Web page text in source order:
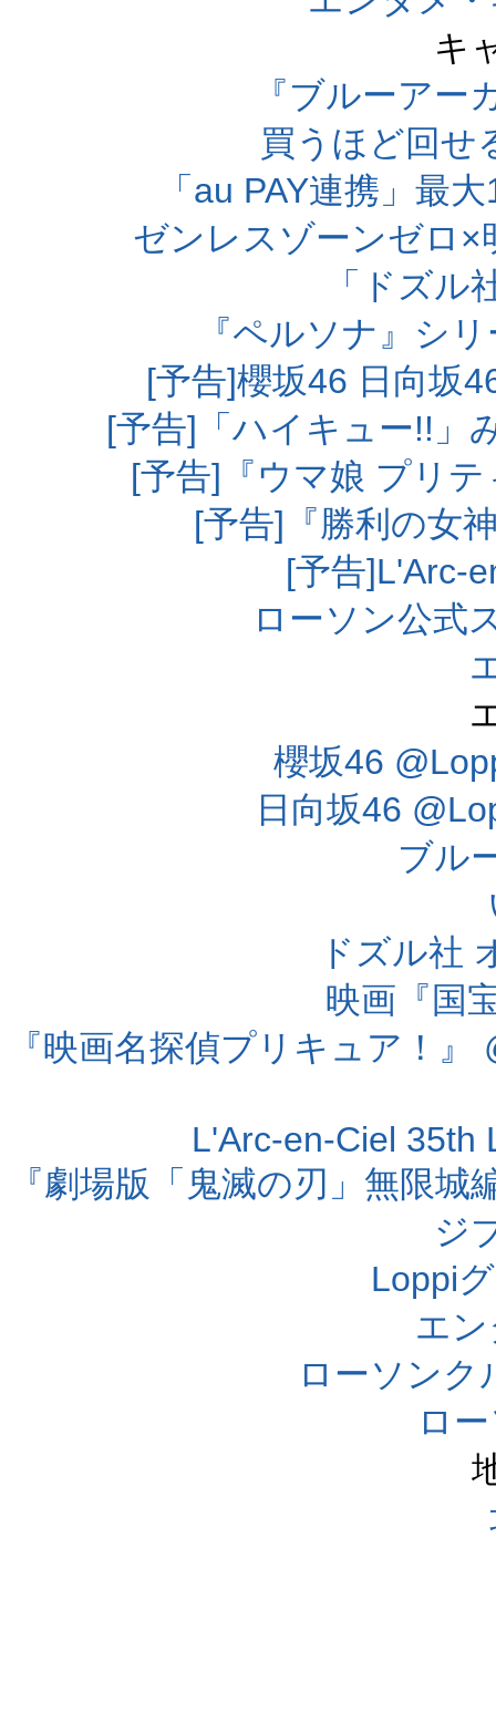
キ
『ブルーアー
買うほど回せ
「au PAY連携」最
ゼンレスゾーンゼロ
「ドズル
『ペルソナ』シ
[予告]櫻坂46 日向坂
[予告]「ハイキュー!!」
[予告]『ウマ娘 プリ
[予告]『勝利の女
[予告]L'Arc-
ローソン公式
櫻坂46
日向坂46
ブル
ドズル社
映画『国
『映画名探偵プリキュア！
L'Arc-en-Ciel 35th
『劇場版「鬼滅の刃」無限
ジ
Loppi
エ
ローソンク
ロ